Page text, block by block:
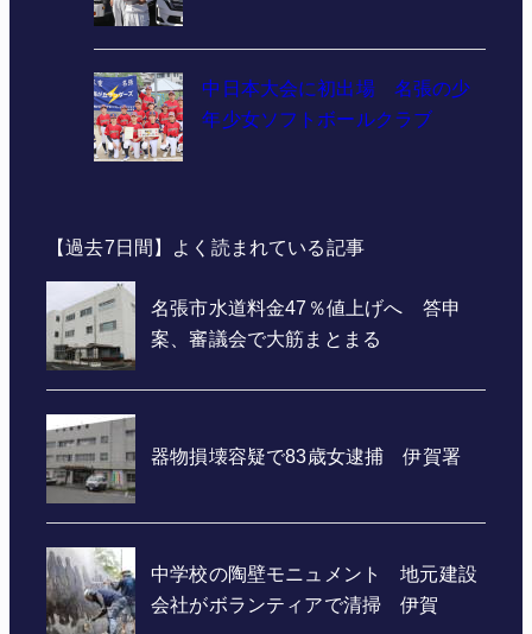
中日本大会に初出場 名張の少
年少女ソフトボールクラブ
【過去7日間】よく読まれている記事